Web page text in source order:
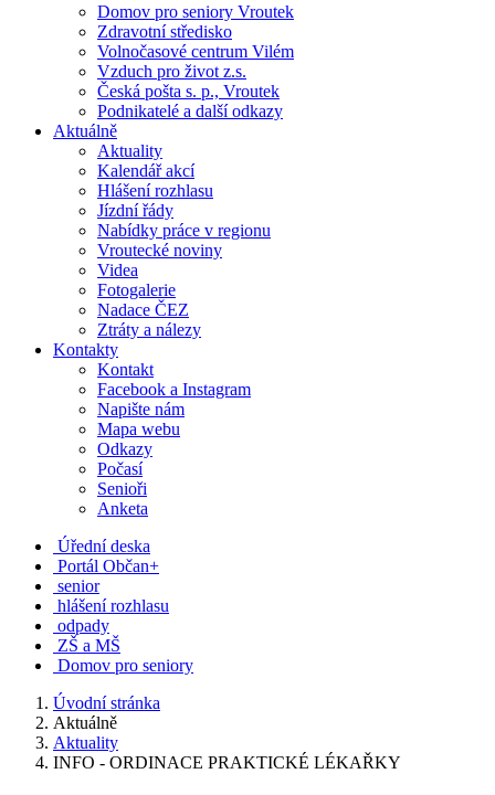
Domov pro seniory Vroutek
Zdravotní středisko
Volnočasové centrum Vilém
Vzduch pro život z.s.
Česká pošta s. p., Vroutek
Podnikatelé a další odkazy
Aktuálně
Aktuality
Kalendář akcí
Hlášení rozhlasu
Jízdní řády
Nabídky práce v regionu
Vroutecké noviny
Videa
Fotogalerie
Nadace ČEZ
Ztráty a nálezy
Kontakty
Kontakt
Facebook a Instagram
Napište nám
Mapa webu
Odkazy
Počasí
Senioři
Anketa
Úřední deska
Portál Občan+
senior
hlášení rozhlasu
odpady
ZŠ a MŠ
Domov pro seniory
Úvodní stránka
Aktuálně
Aktuality
INFO - ORDINACE PRAKTICKÉ LÉKAŘKY